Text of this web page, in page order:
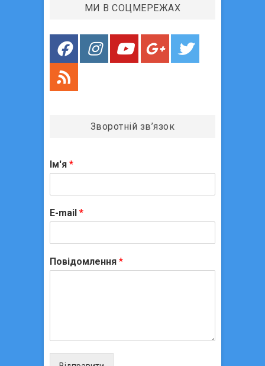
п
и
і
МИ В СОЦМЕРЕЖАХ
Зворотній зв’язок
Ім'я *
E-mail *
Повідомлення *